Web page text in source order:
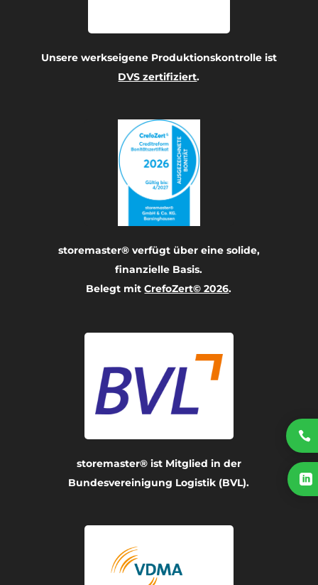
Unsere werkseigene Produktionskontrolle ist
DVS zertifiziert.
storemaster® verfügt über eine solide,
finanzielle Basis.
Belegt mitCrefoZert© 2026.
storemaster® ist Mitglied in der
Bundesvereinigung Logistik (BVL).

